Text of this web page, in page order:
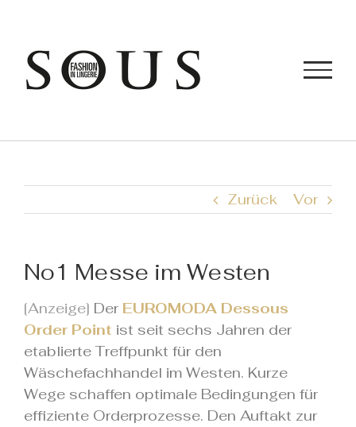
springen
Zurück Vor
No1 Messe im Westen
[Anzeige] Der EUROMODA Dessous
Order Point ist seit sechs Jahren der
etablierte Treffpunkt für den
Wäschefachhandel im Westen. Kurze
Wege schaffen optimale Bedingungen für
effiziente Orderprozesse. Den Auftakt zur